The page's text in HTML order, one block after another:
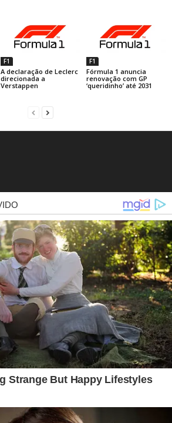
F1
A declaração de Leclerc
direcionada a
Verstappen
F1
Fórmula 1 anuncia
renovação com GP
‘queridinho’ até 2031